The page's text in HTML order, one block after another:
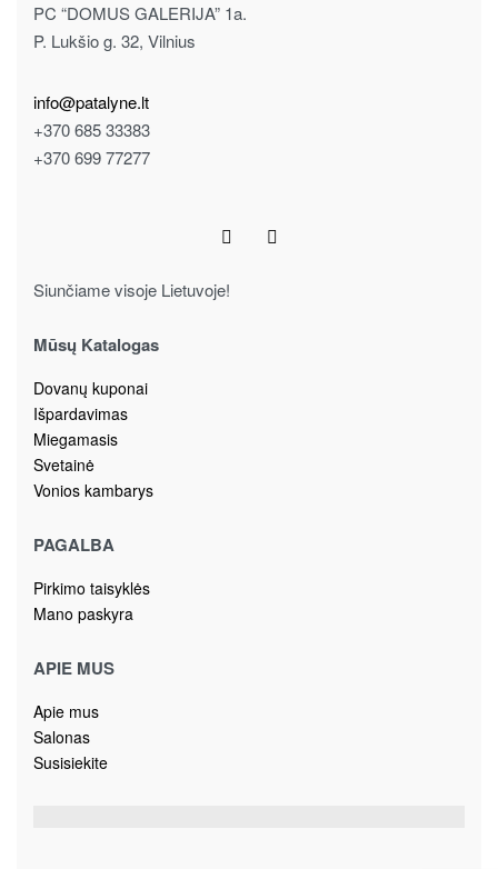
PC “DOMUS GALERIJA” 1a.
P. Lukšio g. 32, Vilnius
info@patalyne.lt
+370 685 33383
+370 699 77277
Siunčiame visoje Lietuvoje!
Mūsų Katalogas
Dovanų kuponai
Išpardavimas
Miegamasis
Svetainė
Vonios kambarys
PAGALBA
Pirkimo taisyklės
Mano paskyra
APIE MUS
Apie mus
Salonas
Susisiekite